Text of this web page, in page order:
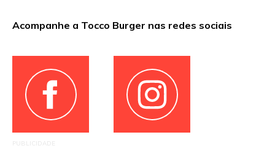
Acompanhe a Tocco Burger nas redes sociais
PUBLICIDADE